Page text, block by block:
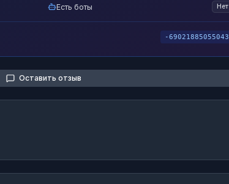
Есть боты Нет
-69021885055043
Оставить отзыв